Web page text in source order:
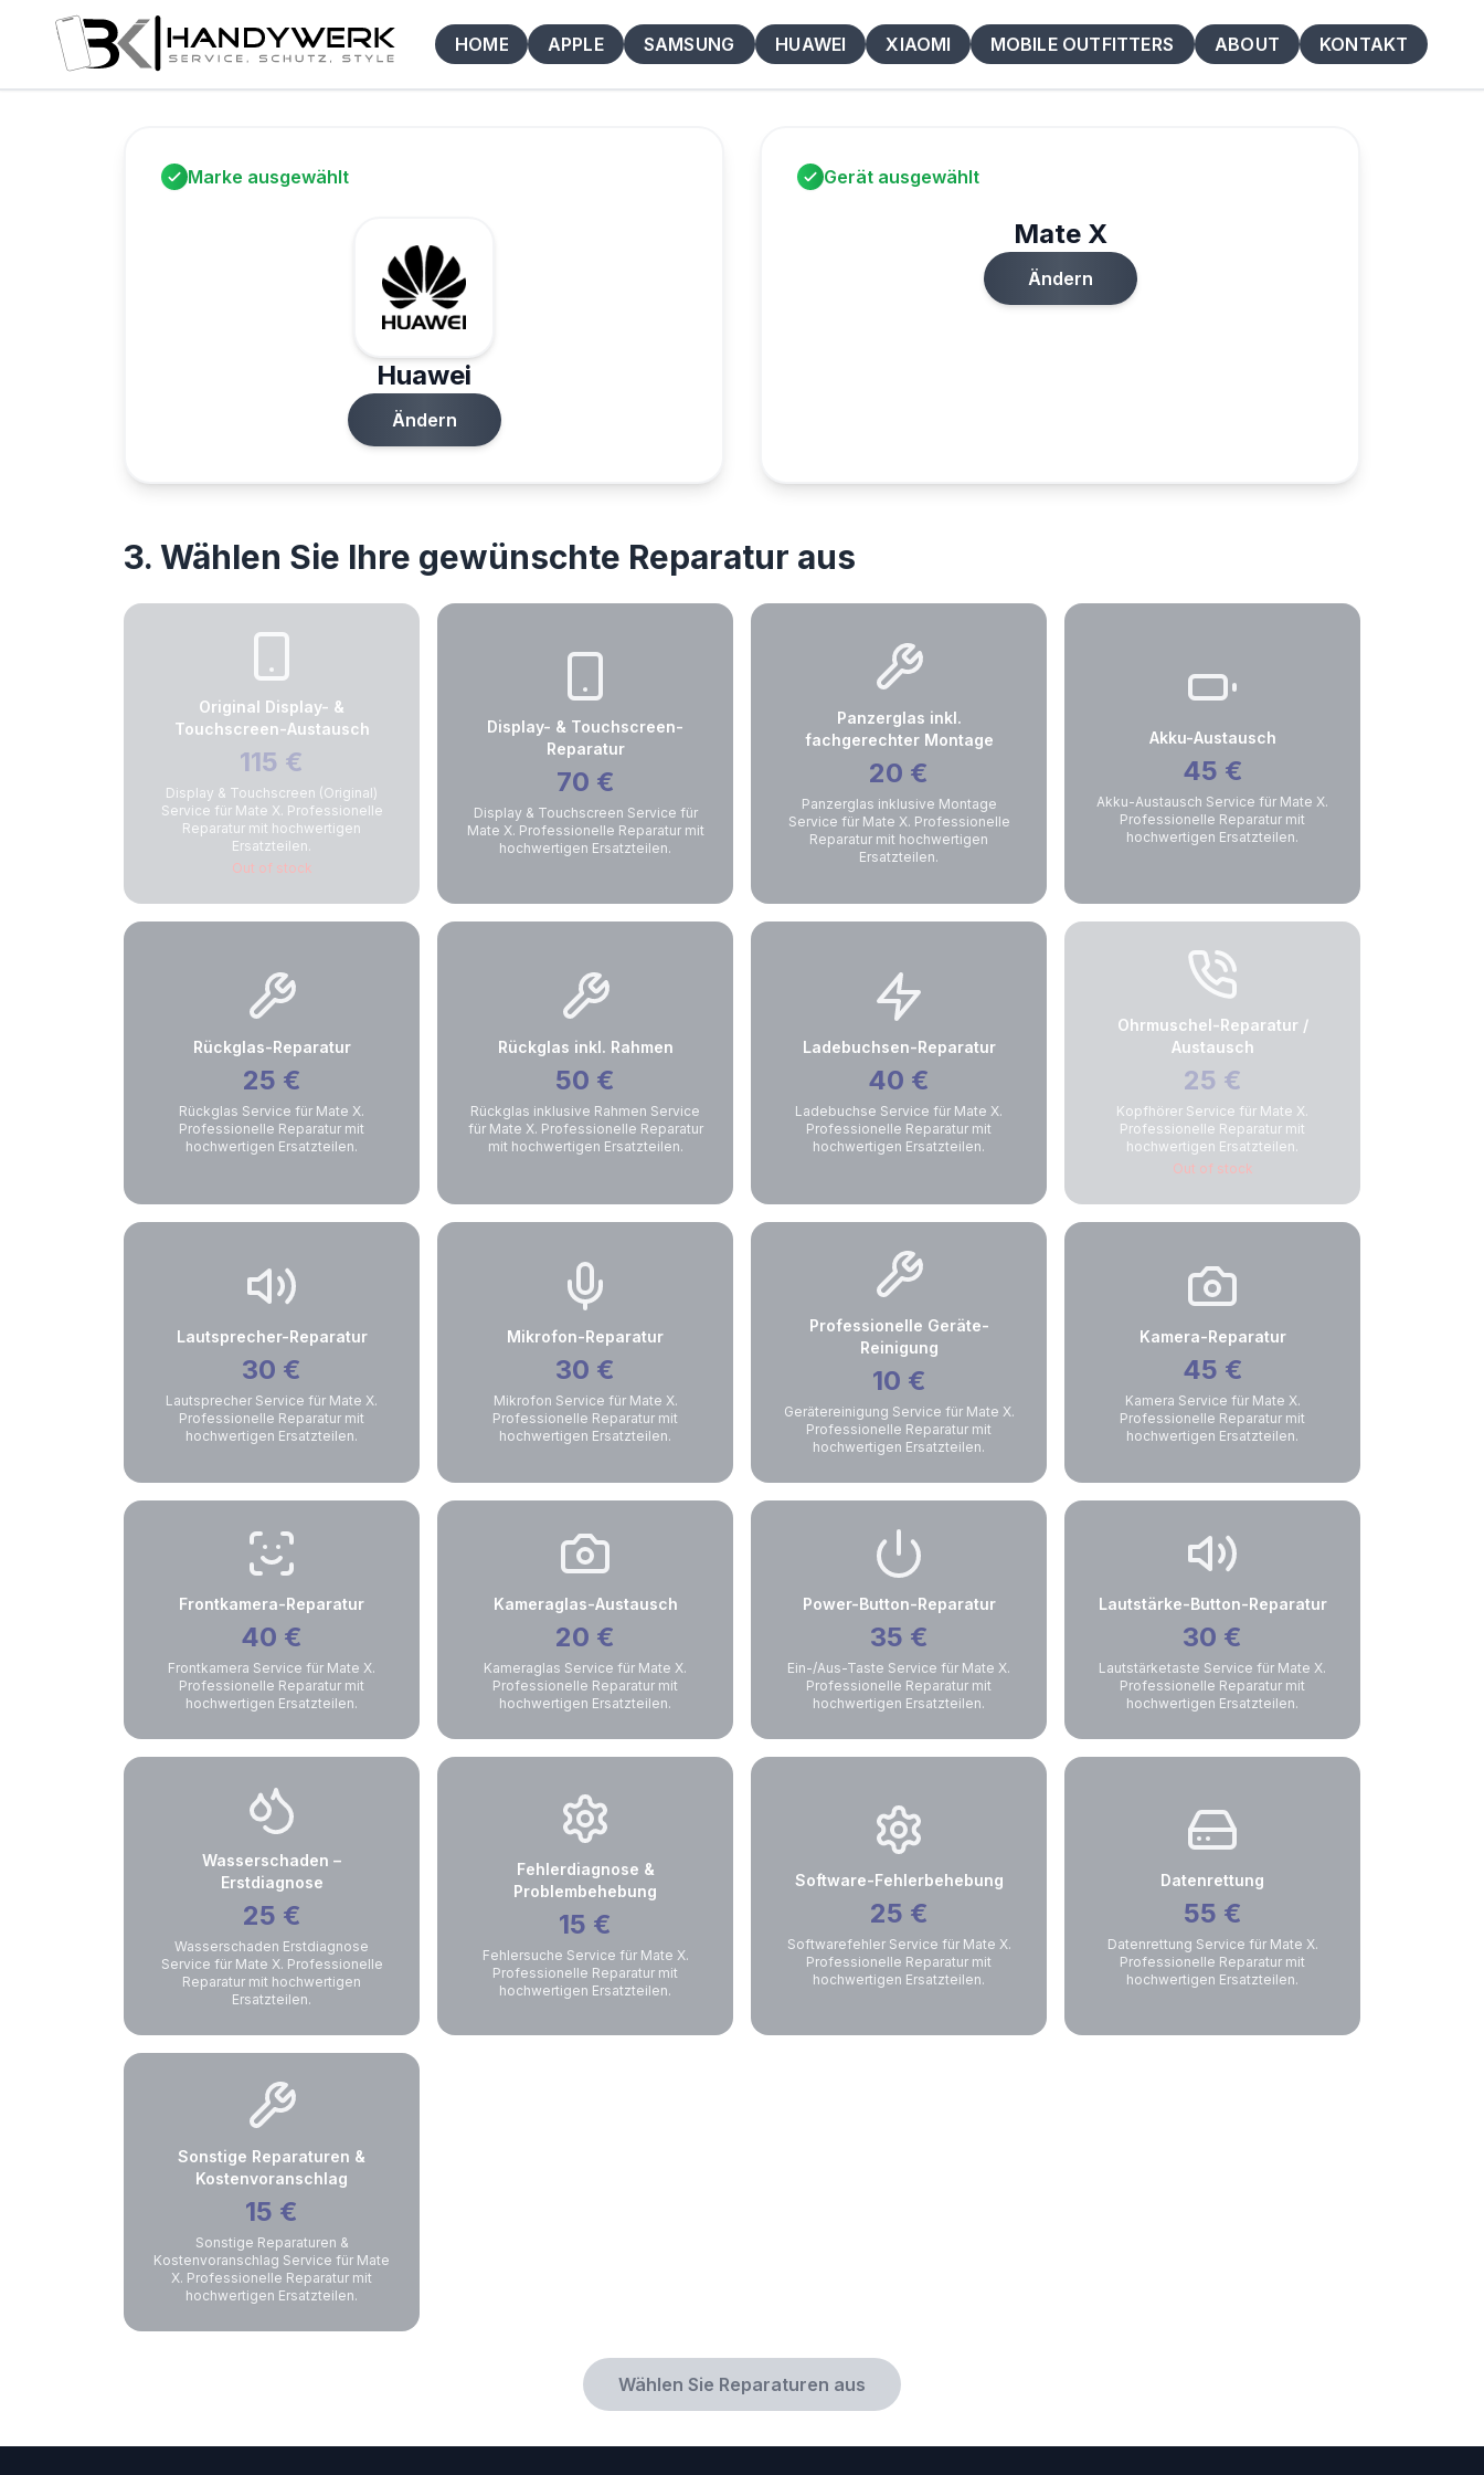
HOME APPLE SAMSUNG HUAWEI XIAOMI MOBILE OUTFITTERS ABOUT KONTAKT
Marke ausgewählt
Huawei
Ändern
Gerät ausgewählt
Mate X
Ändern
3. Wählen Sie Ihre gewünschte Reparatur aus
Original Display- &
Touchscreen-Austausch
115 €
Display & Touchscreen (Original)
Service für Mate X. Professionelle
Reparatur mit hochwertigen
Ersatzteilen.
Out of stock
Display- & Touchscreen-
Reparatur
70 €
Display & Touchscreen Service für
Mate X. Professionelle Reparatur mit
hochwertigen Ersatzteilen.
Panzerglas inkl.
fachgerechter Montage
20 €
Panzerglas inklusive Montage
Service für Mate X. Professionelle
Reparatur mit hochwertigen
Ersatzteilen.
Akku-Austausch
45 €
Akku-Austausch Service für Mate X.
Professionelle Reparatur mit
hochwertigen Ersatzteilen.
Rückglas-Reparatur
25 €
Rückglas Service für Mate X.
Professionelle Reparatur mit
hochwertigen Ersatzteilen.
Rückglas inkl. Rahmen
50 €
Rückglas inklusive Rahmen Service
für Mate X. Professionelle Reparatur
mit hochwertigen Ersatzteilen.
Ladebuchsen-Reparatur
40 €
Ladebuchse Service für Mate X.
Professionelle Reparatur mit
hochwertigen Ersatzteilen.
Ohrmuschel-Reparatur /
Austausch
25 €
Kopfhörer Service für Mate X.
Professionelle Reparatur mit
hochwertigen Ersatzteilen.
Out of stock
Lautsprecher-Reparatur
30 €
Lautsprecher Service für Mate X.
Professionelle Reparatur mit
hochwertigen Ersatzteilen.
Mikrofon-Reparatur
30 €
Mikrofon Service für Mate X.
Professionelle Reparatur mit
hochwertigen Ersatzteilen.
Professionelle Geräte-
Reinigung
10 €
Gerätereinigung Service für Mate X.
Professionelle Reparatur mit
hochwertigen Ersatzteilen.
Kamera-Reparatur
45 €
Kamera Service für Mate X.
Professionelle Reparatur mit
hochwertigen Ersatzteilen.
Frontkamera-Reparatur
40 €
Frontkamera Service für Mate X.
Professionelle Reparatur mit
hochwertigen Ersatzteilen.
Kameraglas-Austausch
20 €
Kameraglas Service für Mate X.
Professionelle Reparatur mit
hochwertigen Ersatzteilen.
Power-Button-Reparatur
35 €
Ein-/Aus-Taste Service für Mate X.
Professionelle Reparatur mit
hochwertigen Ersatzteilen.
Lautstärke-Button-Reparatur
30 €
Lautstärketaste Service für Mate X.
Professionelle Reparatur mit
hochwertigen Ersatzteilen.
Wasserschaden –
Erstdiagnose
25 €
Wasserschaden Erstdiagnose
Service für Mate X. Professionelle
Reparatur mit hochwertigen
Ersatzteilen.
Fehlerdiagnose &
Problembehebung
15 €
Fehlersuche Service für Mate X.
Professionelle Reparatur mit
hochwertigen Ersatzteilen.
Software-Fehlerbehebung
25 €
Softwarefehler Service für Mate X.
Professionelle Reparatur mit
hochwertigen Ersatzteilen.
Datenrettung
55 €
Datenrettung Service für Mate X.
Professionelle Reparatur mit
hochwertigen Ersatzteilen.
Sonstige Reparaturen &
Kostenvoranschlag
15 €
Sonstige Reparaturen &
Kostenvoranschlag Service für Mate
X. Professionelle Reparatur mit
hochwertigen Ersatzteilen.
Wählen Sie Reparaturen aus